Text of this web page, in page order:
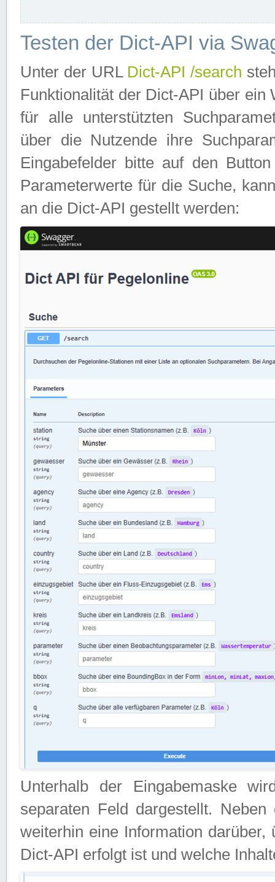
Testen der Dict-API via
Unter der URL Dict-API /search
Funktionalität der Dict-API über
für alle unterstützten
über die Nutzende ihre
Eingabefelder bitte auf den
Parameterwerte für die Suche,
an die Dict-API gestellt werden:
Unterhalb der Eingabemaske
separaten Feld dargestellt.
weiterhin eine Information
Dict-API erfolgt ist und welche